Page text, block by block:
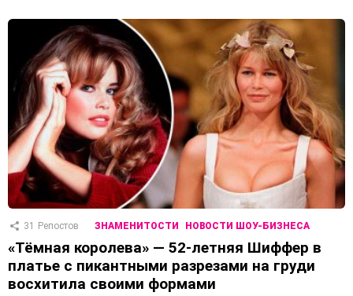
31 Репостов ЗНАМЕНИТОСТИ НОВОСТИ ШОУ-БИЗНЕСА
«Тёмная королева» — 52-летняя Шиффер в
платье с пикантными разрезами на груди
восхитила своими формами